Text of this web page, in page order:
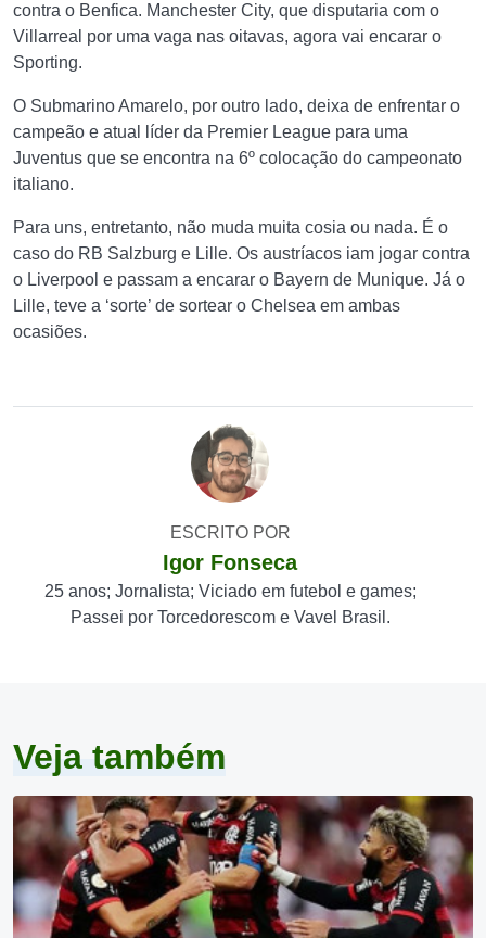
contra o Benfica. Manchester City, que disputaria com o
Villarreal por uma vaga nas oitavas, agora vai encarar o
Sporting.
O Submarino Amarelo, por outro lado, deixa de enfrentar o
campeão e atual líder da Premier League para uma
Juventus que se encontra na 6º colocação do campeonato
italiano.
Para uns, entretanto, não muda muita cosia ou nada. É o
caso do RB Salzburg e Lille. Os austríacos iam jogar contra
o Liverpool e passam a encarar o Bayern de Munique. Já o
Lille, teve a ‘sorte’ de sortear o Chelsea em ambas
ocasiões.
ESCRITO POR
Igor Fonseca
25 anos; Jornalista; Viciado em futebol e games;
Passei por Torcedorescom e Vavel Brasil.
Veja também